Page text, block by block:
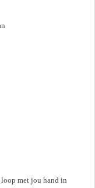
met jou hand in